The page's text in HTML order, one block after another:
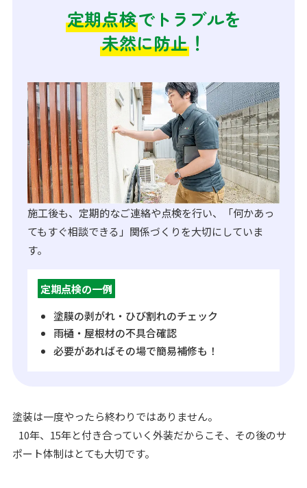
定期点検でトラブルを
未然に防止 ！
施工後も、定期的なご連絡や点検を行い、「何かあっ
てもすぐ相談できる」関係づくりを大切にしていま
す。
定期点検の一例
塗膜の剥がれ・ひび割れのチェック
雨樋・屋根材の不具合確認
必要があればその場で簡易補修も！
塗装は一度やったら終わりではありません。
10年、15年と付き合っていく外装だからこそ、その後のサ
ポート体制はとても大切です。